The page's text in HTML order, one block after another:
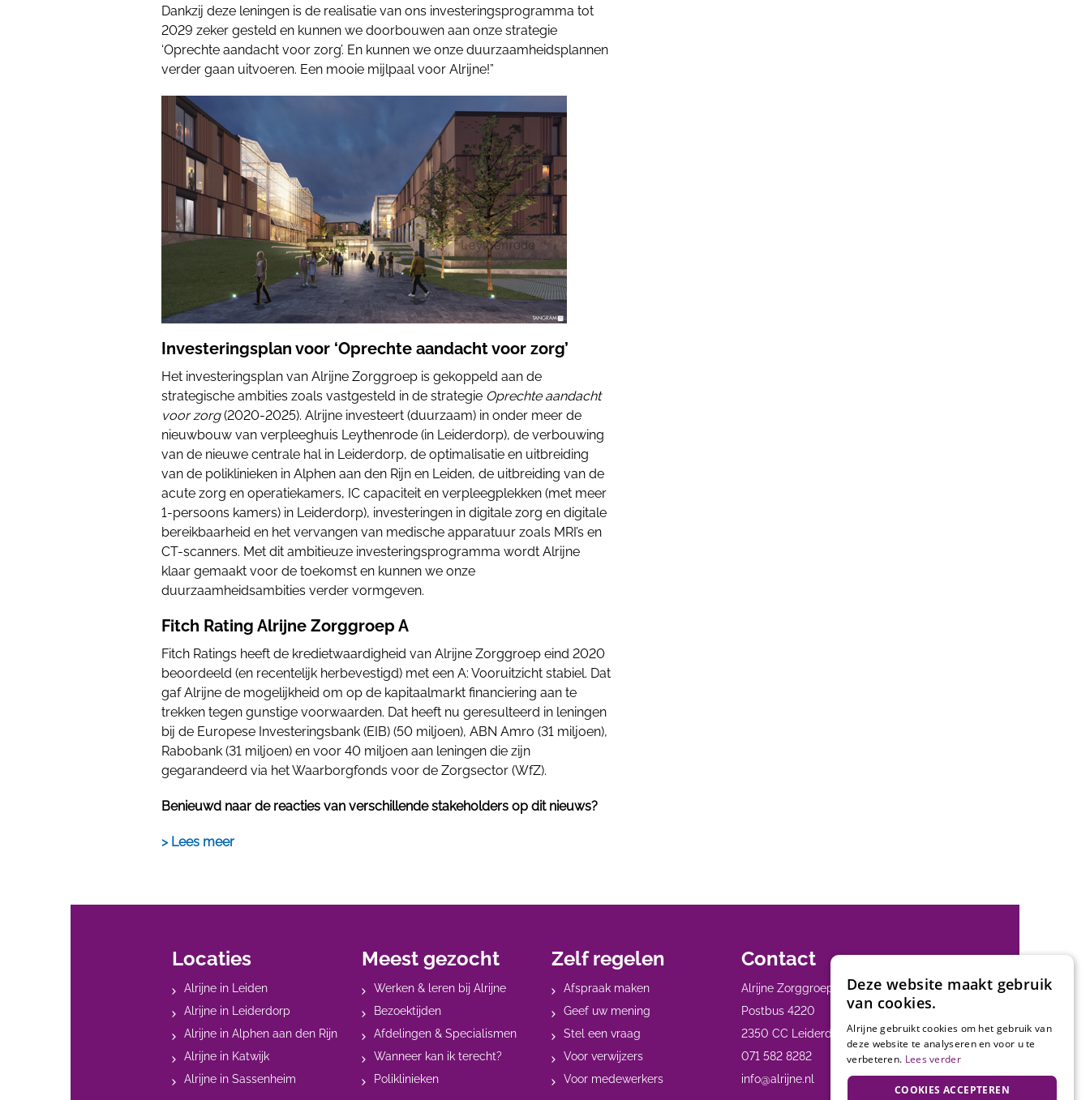
Dankzij deze leningen is de realisatie van ons investeringsprogramma tot
2029 zeker gesteld en kunnen we doorbouwen aan onze strategie
‘Oprechte aandacht voor zorg’. En kunnen we onze duurzaamheidsplannen
verder gaan uitvoeren. Een mooie mijlpaal voor Alrijne!”
Investeringsplan voor ‘Oprechte aandacht voor zorg’
Het investeringsplan van Alrijne Zorggroep is gekoppeld aan de
strategische ambities zoals vastgesteld in de strategie Oprechte aandacht
voor zorg(2020-2025). Alrijne investeert (duurzaam) in onder meer de
nieuwbouw van verpleeghuis Leythenrode (in Leiderdorp), de verbouwing
van de nieuwe centrale hal in Leiderdorp, de optimalisatie en uitbreiding
van de poliklinieken in Alphen aan den Rijn en Leiden, de uitbreiding van de
acute zorg en operatiekamers, IC capaciteit en verpleegplekken (met meer
1-persoons kamers) in Leiderdorp), investeringen in digitale zorg en digitale
bereikbaarheid en het vervangen van medische apparatuur zoals MRI’s en
CT-scanners. Met dit ambitieuze investeringsprogramma wordt Alrijne
klaar gemaakt voor de toekomst en kunnen we onze
duurzaamheidsambities verder vormgeven.
Fitch Rating Alrijne Zorggroep A
Fitch Ratings heeft de kredietwaardigheid van Alrijne Zorggroep eind 2020
beoordeeld (en recentelijk herbevestigd) met een A: Vooruitzicht stabiel. Dat
gaf Alrijne de mogelijkheid om op de kapitaalmarkt financiering aan te
trekken tegen gunstige voorwaarden. Dat heeft nu geresulteerd in leningen
bij de Europese Investeringsbank (EIB) (50 miljoen), ABN Amro (31 miljoen),
Rabobank (31 miljoen) en voor 40 miljoen aan leningen die zijn
gegarandeerd via het Waarborgfonds voor de Zorgsector (WfZ).
Benieuwd naar de reacties van verschillende stakeholders op dit nieuws?
> Lees meer
Locaties
Alrijne in Leiden
Alrijne in Leiderdorp
Alrijne in Alphen aan den Rijn
Alrijne in Katwijk
Alrijne in Sassenheim
Meest gezocht
Werken & leren bij Alrijne
Bezoektijden
Afdelingen & Specialismen
Wanneer kan ik terecht?
Poliklinieken
Zelf regelen
Afspraak maken
Geef uw mening
Stel een vraag
Voor verwijzers
Voor medewerkers
Contact
Alrijne Zorggroep
Postbus 4220
2350 CC Leiderdorp
071 582 8282
info@alrijne.nl
Deze website maakt gebruik
van cookies.
Alrijne gebruikt cookies om het gebruik van
deze website te analyseren en voor u te
verbeteren. Lees verder
COOKIES ACCEPTEREN